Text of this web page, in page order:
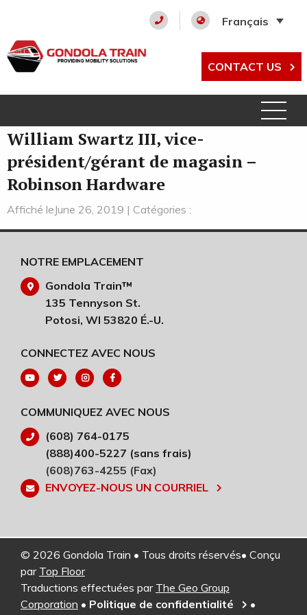
Français
CONTACT US
William Swartz III, vice-
président/gérant de magasin –
Robinson Hardware
Affiché leJune 26, 2019 | Catégories :
NOTRE EMPLACEMENT
Gondola Train™
135 Tennyson St.
Potosi, WI 53820 É.-U.
CONNECTEZ AVEC NOUS
COMMUNIQUEZ AVEC NOUS
(608) 764-0175
(888)400-5227 (sans frais)
(608)763-4255 (Fax)
ENVOYEZ-NOUS UN COURRIEL
© 2026 Gondola Train • Tous droits réservés• Conçu
par Top Floor
Traductions effectuées par The Geo Group
Corporation • Politique de confidentialité
•